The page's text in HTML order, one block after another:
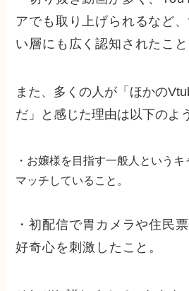
アでも取り上げられるなど
い層にも広く認知されたこと
また、多くの人が「ほかの
だ」と感じた理由は以下のよ
・お嬢様を目指す一般人という
マッチしていること。
・初配信で胃カメラや住民
好奇心を刺激したこと。